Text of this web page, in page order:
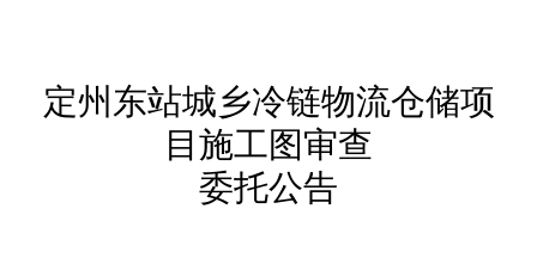
定州东站城乡冷链物流仓储项
目施工图审查
委托公告